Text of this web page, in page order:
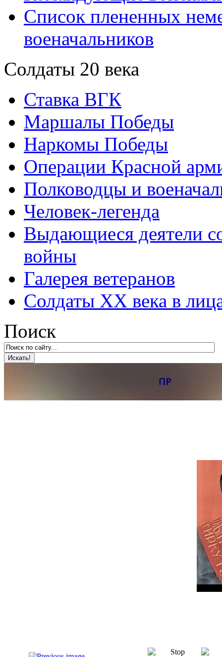
Список плененных
военачальников
Солдаты 20 века
Ставка ВГК
Маршалы Победы
Наркомы Победы
Операции Красной
Полководцы и
Человек-легенда
Выдающиеся деятели
войны
Галерея ветеранов
Солдаты XX века в
Поиск